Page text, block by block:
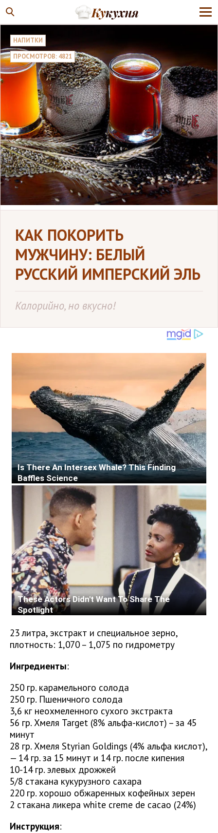
НАПИТКИ
ПРОСМОТРОВ: 4821
КАК ПОКОРИТЬ
МУЖЧИНУ: БЕЛЫЙ
РУССКИЙ ИМПЕРСКИЙ ЭЛЬ
Калорийно, но вкусно!
23 литра, экстракт и специальное зерно,
плотность: 1,070 – 1,075 по гидрометру
Ингредиенты:
250 гр. карамельного солода
250 гр. Пшеничного солода
3,6 кг неохмеленного сухого экстракта
56 гр. Хмеля Target (8% альфа-кислот) – за 45
минут
28 гр. Хмеля Styrian Goldings (4% альфа кислот),
— 14 гр. за 15 минут и 14 гр. после кипения
10-14 гр. элевых дрожжей
5/8 стакана кукурузного сахара
220 гр. хорошо обжаренных кофейных зерен
2 стакана ликера white creme de cacao (24%)
Инструкция: